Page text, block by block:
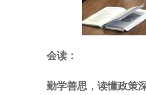
会读：
勤学善思，读懂政策